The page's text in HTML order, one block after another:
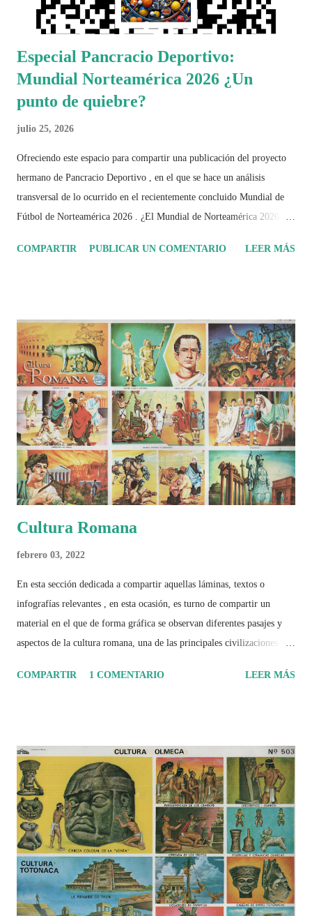
Especial Pancracio Deportivo:
Mundial Norteamérica 2026 ¿Un
punto de quiebre?
julio 25, 2026
Ofreciendo este espacio para compartir una publicación del proyecto
hermano de Pancracio Deportivo , en el que se hace un análisis
transversal de lo ocurrido en el recientemente concluido Mundial de
Fútbol de Norteamérica 2026 . ¿El Mundial de Norteamérica 2026 ha
el recorrido de cada selección con infografías inspiradas en la
2026 ¿Un punto de quiebre?" Este especial de Pancracio Deportivo no
busca decir únicamente quién ganó o quién perdió. Busca responder si
este Mundial marcó un antes y un después en la forma de entender el
deporte, la identidad nacional, la globalización, la comercialización y
el papel del fútbol como reflejo de nuestras sociedades . Son 230
páginas de análisis, ilustraciones originales y ...
COMPARTIR PUBLICAR UN COMENTARIO LEER MÁS
Cultura Romana
febrero 03, 2022
En esta sección dedicada a compartir aquellas láminas, textos o
infografías relevantes , en esta ocasión, es turno de compartir un
material en el que de forma gráfica se observan diferentes pasajes y
aspectos de la cultura romana, una de las principales civilizaciones que
COMPARTIR
1 COMENTARIO LEER MÁS